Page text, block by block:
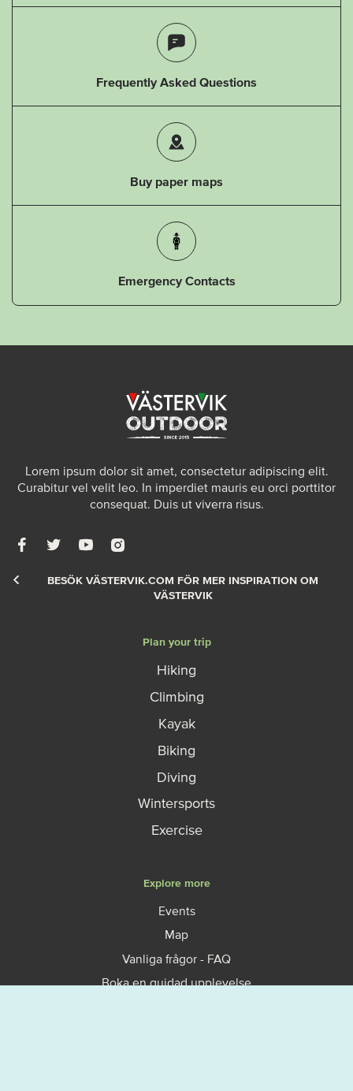
Frequently Asked Questions
Buy paper maps
Emergency Contacts
Lorem ipsum dolor sit amet, consectetur adipiscing elit.
Curabitur vel velit leo. In imperdiet mauris eu orci porttitor
consequat. Duis ut viverra risus.
BESÖK VÄSTERVIK.COM FÖR MER INSPIRATION OM
VÄSTERVIK
Plan your trip
Hiking
Climbing
Kayak
Biking
Diving
Wintersports
Exercise
Explore more
Events
Map
Vanliga frågor - FAQ
Boka en guidad upplevelse